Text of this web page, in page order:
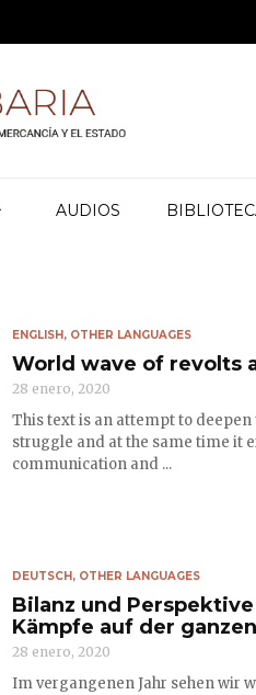
AUDIOS
ENGLISH, OTHER LANGUAGES
World wave of revolts
28 enero, 2020
This text is an attempt to
struggle and at the same time it
communication and ...
DEUTSCH, OTHER LANGUAGES
Bilanz und
Kämpfe auf der
28 enero, 2020
Im vergangenen Jahr sehen wir